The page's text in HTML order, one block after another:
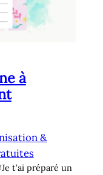
à
&
t’ai préparé un